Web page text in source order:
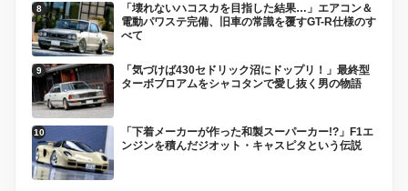
「壊れないハコスカを目指した結果…」エアコン＆
電動パワステ完備、旧車の常識を覆すGT-R仕様のす
べて
「気づけば430セドリック沼にドップリ！」最終型
ターボブロアムをシャコタンで愛し抜く男の物語
「下着メーカーが作った和製スーパーカー!?」F1エ
ンジンを積んだジオット・キャスピタという伝説